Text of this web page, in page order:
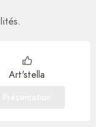
Art'stella